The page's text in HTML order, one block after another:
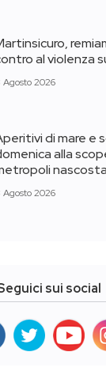
al violenza
Agosto 2026
di mare e
alla
Agosto 2026
sui social